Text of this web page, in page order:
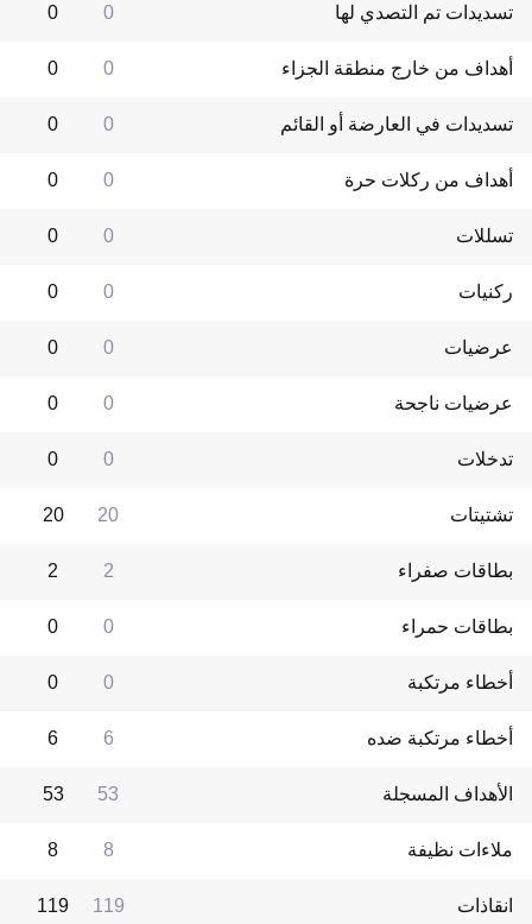
تسديدات تم التصدي لها 0
0
أهداف من خارج منطقة الجزاء 0
0
تسديدات في العارضة أو القائم 0
0
أهداف من ركلات حرة 0
0
تسللات 0
0
ركنيات 0
0
عرضيات 0
0
عرضيات ناجحة 0
0
تدخلات 0
0
تشتيتات 20
20
بطاقات صفراء 2
2
بطاقات حمراء 0
0
أخطاء مرتكبة 0
0
أخطاء مرتكبة ضده 6
6
الأهداف المسجلة 53
53
ملاءات نظيفة 8
8
انقاذات 119
119